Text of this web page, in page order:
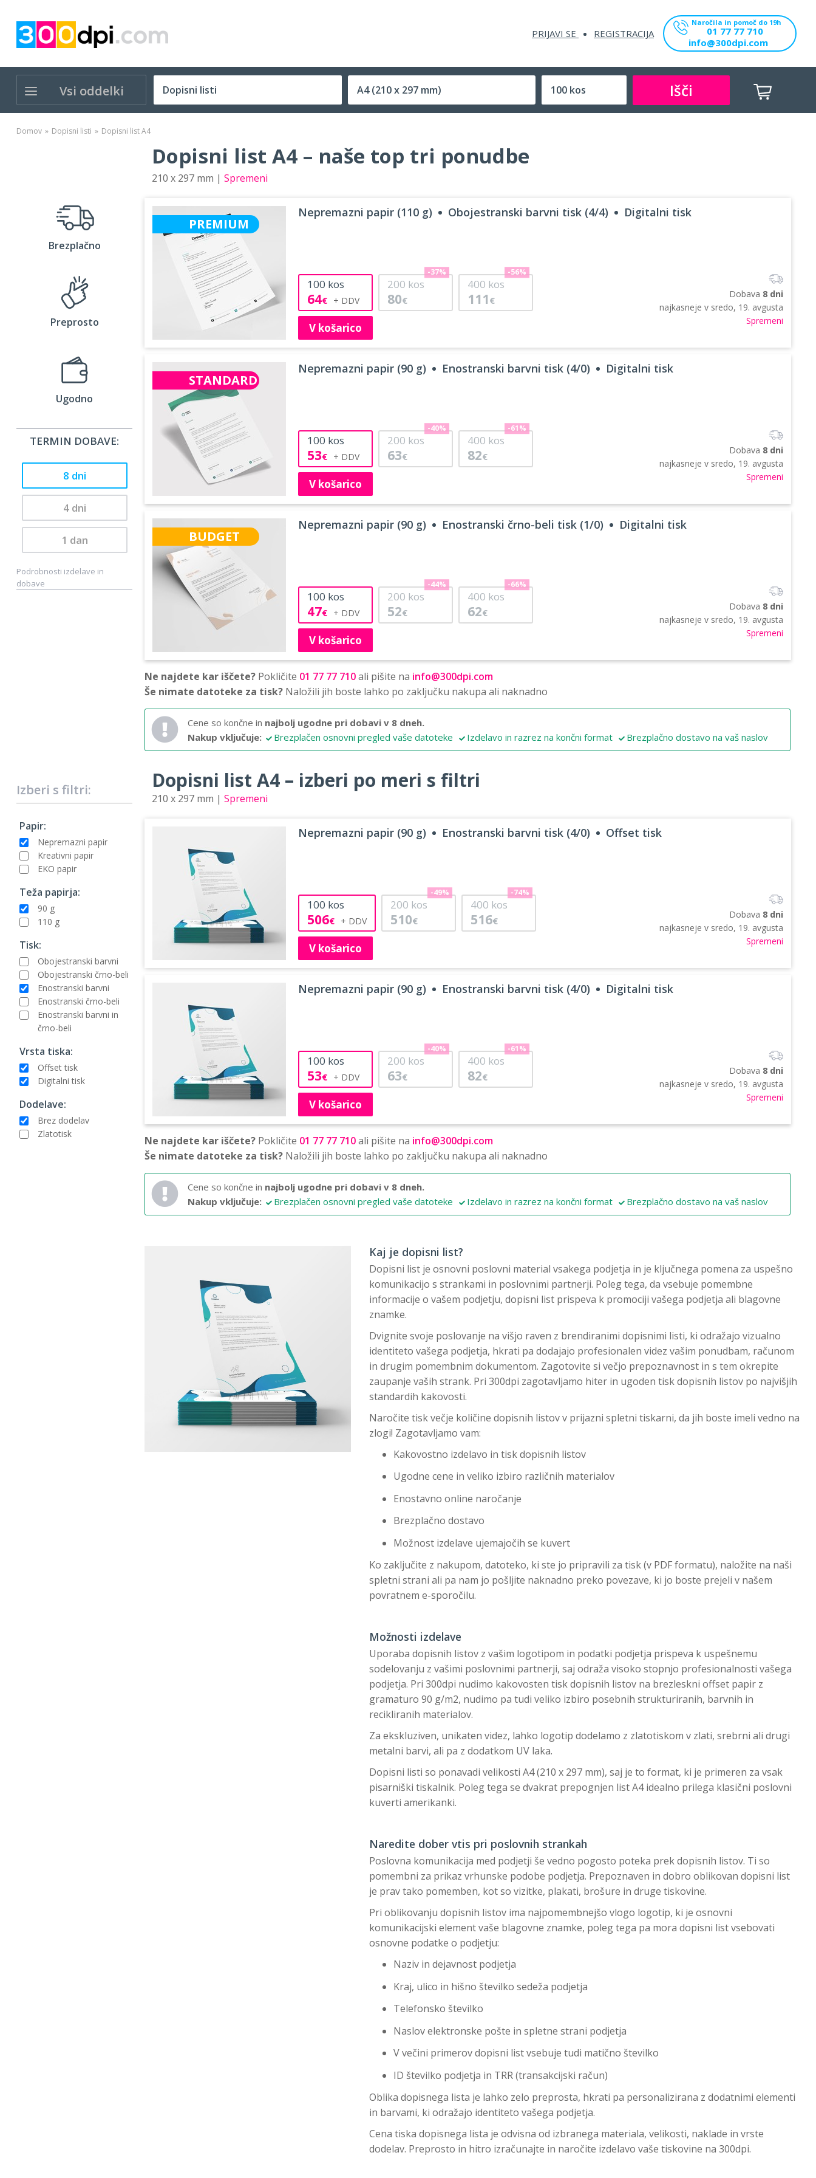
PRIJAVI SE REGISTRACIJA
Naročila in pomoč do 19h
01 77 77 710
info@300dpi.com
Vsi oddelki A4 (210 x 297 mm)
Velikost (zaprte) tiskovine
Išči
Domov Dopisni listi Dopisni list A4
Brezplačno
Preprosto
Ugodno
TERMIN DOBAVE:
8 dni
4 dni
1 dan
Podrobnosti izdelave in
dobave
Izberi s filtri:
Papir:
Nepremazni papir
Kreativni papir
EKO papir
Teža papirja:
90 g
110 g
Tisk:
Obojestranski barvni
Obojestranski črno-beli
Enostranski barvni
Enostranski črno-beli
Enostranski barvni in
črno-beli
Vrsta tiska:
Offset tisk
Digitalni tisk
Dodelave:
Brez dodelav
Zlatotisk
Dopisni list A4 – naše top tri ponudbe
210 x 297 mm | Spremeni
PREMIUM
Nepremazni papir (110 g) Obojestranski barvni tisk (4/4) Digitalni tisk
100 kos
64€
200 kos
80€
-37%
400 kos
111 €
-56%
V košarico
Dobava 8 dni
najkasneje v sredo, 19. avgusta
Spremeni
STANDARD
Nepremazni papir (90 g) Enostranski barvni tisk (4/0) Digitalni tisk
100 kos
53€
200 kos
63€
-40%
400 kos
82€
-61%
V košarico
Dobava 8 dni
najkasneje v sredo, 19. avgusta
Spremeni
BUDGET
Nepremazni papir (90 g) Enostranski črno-beli tisk (1/0) Digitalni tisk
100 kos
47€
200 kos
52€
-44%
400 kos
62€
-66%
V košarico
Dobava 8 dni
najkasneje v sredo, 19. avgusta
Spremeni
Ne najdete kar iščete? Pokličite 01 77 77 710ali pišite na info@300dpi.com
Še nimate datoteke za tisk? Naložili jih boste lahko po zaključku nakupa ali naknadno
Cene so končne in najbolj ugodne pri dobavi v 8 dneh.
Nakup vključuje:
Brezplačen osnovni pregled vaše datoteke Izdelavo in razrez na končni format Brezplačno dostavo na vaš naslov
Dopisni list A4 – izberi po meri s filtri
210 x 297 mm | Spremeni
Nepremazni papir (90 g) Enostranski barvni tisk (4/0) Offset tisk
100 kos
506€
200 kos
510€
-49%
400 kos
516€
-74%
V košarico
Dobava 8 dni
najkasneje v sredo, 19. avgusta
Spremeni
Nepremazni papir (90 g) Enostranski barvni tisk (4/0) Digitalni tisk
100 kos
53€
200 kos
63€
-40%
400 kos
82€
-61%
V košarico
Dobava 8 dni
najkasneje v sredo, 19. avgusta
Spremeni
Ne najdete kar iščete? Pokličite 01 77 77 710ali pišite na info@300dpi.com
Še nimate datoteke za tisk? Naložili jih boste lahko po zaključku nakupa ali naknadno
Cene so končne in najbolj ugodne pri dobavi v 8 dneh.
Nakup vključuje:
Brezplačen osnovni pregled vaše datoteke Izdelavo in razrez na končni format Brezplačno dostavo na vaš naslov
Kaj je dopisni list?
Dopisni list je osnovni poslovni material vsakega podjetja in je ključnega pomena za uspešno
komunikacijo s strankami in poslovnimi partnerji. Poleg tega, da vsebuje pomembne
informacije o vašem podjetju, dopisni list prispeva k promociji vašega podjetja ali blagovne
znamke.
Dvignite svoje poslovanje na višjo raven z brendiranimi dopisnimi listi, ki odražajo vizualno
identiteto vašega podjetja, hkrati pa dodajajo profesionalen videz vašim ponudbam, računom
in drugim pomembnim dokumentom. Zagotovite si večjo prepoznavnost in s tem okrepite
zaupanje vaših strank. Pri 300dpi zagotavljamo hiter in ugoden tisk dopisnih listov po najvišjih
standardih kakovosti.
Naročite tisk večje količine dopisnih listov v prijazni spletni tiskarni, da jih boste imeli vedno na
zlogi! Zagotavljamo vam:
Kakovostno izdelavo in tisk dopisnih listov
Ugodne cene in veliko izbiro različnih materialov
Enostavno online naročanje
Brezplačno dostavo
Možnost izdelave ujemajočih se kuvert
Ko zaključite z nakupom, datoteko, ki ste jo pripravili za tisk (v PDF formatu), naložite na naši
spletni strani ali pa nam jo pošljite naknadno preko povezave, ki jo boste prejeli v našem
povratnem e-sporočilu.
Možnosti izdelave
Uporaba dopisnih listov z vašim logotipom in podatki podjetja prispeva k uspešnemu
sodelovanju z vašimi poslovnimi partnerji, saj odraža visoko stopnjo profesionalnosti vašega
podjetja. Pri 300dpi nudimo kakovosten tisk dopisnih listov na brezleskni offset papir z
gramaturo 90 g/m2, nudimo pa tudi veliko izbiro posebnih strukturiranih, barvnih in
recikliranih materialov.
Za ekskluziven, unikaten videz, lahko logotip dodelamo z zlatotiskom v zlati, srebrni ali drugi
metalni barvi, ali pa z dodatkom UV laka.
Dopisni listi so ponavadi velikosti A4 (210 x 297 mm), saj je to format, ki je primeren za vsak
pisarniški tiskalnik. Poleg tega se dvakrat prepognjen list A4 idealno prilega klasični poslovni
kuverti amerikanki.
Naredite dober vtis pri poslovnih strankah
Poslovna komunikacija med podjetji še vedno pogosto poteka prek dopisnih listov. Ti so
pomembni za prikaz vrhunske podobe podjetja. Prepoznaven in dobro oblikovan dopisni list
je prav tako pomemben, kot so vizitke, plakati, brošure in druge tiskovine.
Pri oblikovanju dopisnih listov ima najpomembnejšo vlogo logotip, ki je osnovni
komunikacijski element vaše blagovne znamke, poleg tega pa mora dopisni list vsebovati
osnovne podatke o podjetju:
Naziv in dejavnost podjetja
Kraj, ulico in hišno številko sedeža podjetja
Telefonsko številko
Naslov elektronske pošte in spletne strani podjetja
V večini primerov dopisni list vsebuje tudi matično številko
ID številko podjetja in TRR (transakcijski račun)
Oblika dopisnega lista je lahko zelo preprosta, hkrati pa personalizirana z dodatnimi elementi
in barvami, ki odražajo identiteto vašega podjetja.
Cena tiska dopisnega lista je odvisna od izbranega materiala, velikosti, naklade in vrste
dodelav. Preprosto in hitro izračunajte in naročite izdelavo vaše tiskovine na 300dpi.